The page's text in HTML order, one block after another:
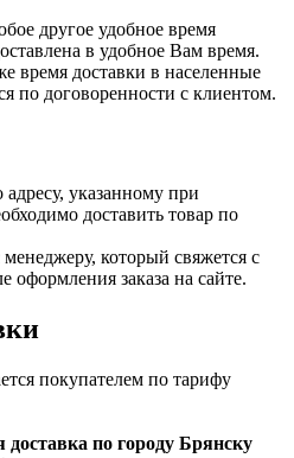
другое удобное время
в удобное Вам время.
время доставки в населенные
по договоренности с клиентом.
адресу, указанному при
доставить товар по
который свяжется с
оформления заказа на сайте.
покупателем по тарифу
доставка по городу Брянску